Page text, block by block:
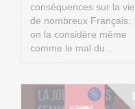
conséquences sur la vie
de nombreux Français,
on la considère même
comme le mal du...